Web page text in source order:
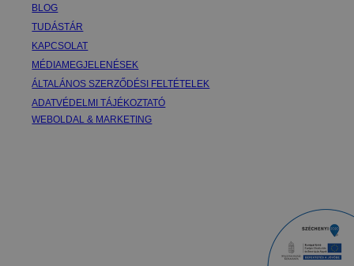
BLOG
TUDÁSTÁR
KAPCSOLAT
MÉDIAMEGJELENÉSEK
ÁLTALÁNOS SZERZŐDÉSI FELTÉTELEK
ADATVÉDELMI TÁJÉKOZTATÓ
WEBOLDAL & MARKETING